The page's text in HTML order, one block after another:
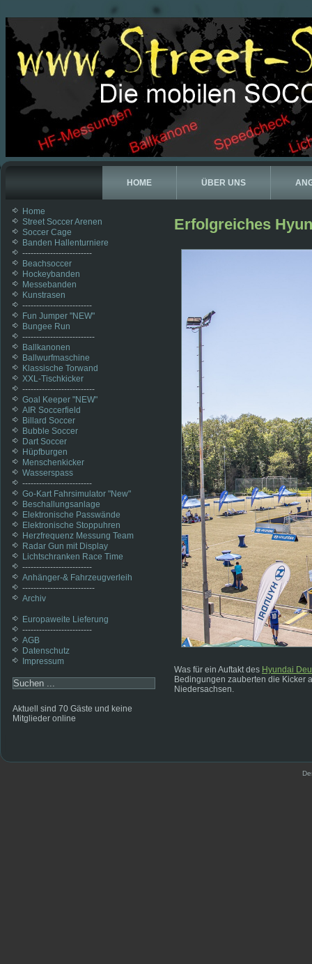
HOME ÜBER UNS
Home
Street Soccer Arenen
Soccer Cage
Banden Hallenturniere
-------------------------
Beachsoccer
Hockeybanden
Messebanden
Kunstrasen
-------------------------
Fun Jumper "NEW"
Bungee Run
--------------------------
Ballkanonen
Ballwurfmaschine
Klassische Torwand
XXL-Tischkicker
--------------------------
Goal Keeper "NEW"
AIR Soccerfield
Billard Soccer
Bubble Soccer
Dart Soccer
Hüpfburgen
Menschenkicker
Wasserspass
-------------------------
Go-Kart Fahrsimulator "New"
Beschallungsanlage
Elektronische Passwände
Elektronische Stoppuhren
Herzfrequenz Messung Team
Radar Gun mit Display
Lichtschranken Race Time
-------------------------
Anhänger-& Fahrzeugverleih
--------------------------
Archiv
Europaweite Lieferung
-------------------------
AGB
Datenschutz
Impressum
Aktuell sind 70 Gäste und keine
Mitglieder online
Erfolgreiches
Was für ein Auftakt des Hyundai
Bedingungen zauberten die Kicker
Niedersachsen.